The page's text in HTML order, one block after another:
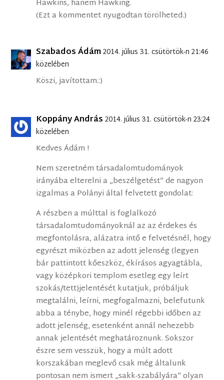
Hawkins, hanem Hawking.
(Ezt a kommentet nyugodtan törölheted.)
Szabados Ádám2014. július 31. csütörtök-n 21:46
közelében
Köszi, javítottam.:)
Koppány András 2014. július 31. csütörtök-n 23:24
közelében
Kedves Ádám !
Nem szeretném társadalomtudományok
irányába elterelni a „beszélgetést” de nagyon
izgalmas a Polányi által felvetett gondolat:
A részben a múlttal is foglalkozó
társadalomtudományoknál az az érdekes és
megfontolásra, alázatra intő e felvetésnél, hogy
egyrészt miközben az adott jelenség (legyen
bár pattintott kőeszköz, ékírásos agyagtábla,
vagy középkori templom esetleg egy leírt
szokás/tett)jelentését kutatjuk, próbáljuk
megtalálni, leírni, megfogalmazni, belefutunk
abba a ténybe, hogy minél régebbi időben az
adott jelenség, esetenként annál nehezebb
annak jelentését meghatároznunk. Sokszor
észre sem vesszük, hogy a múlt adott
korszakában meglevő csak még általunk
pontosan nem ismert „sakk-szabályára” olyan